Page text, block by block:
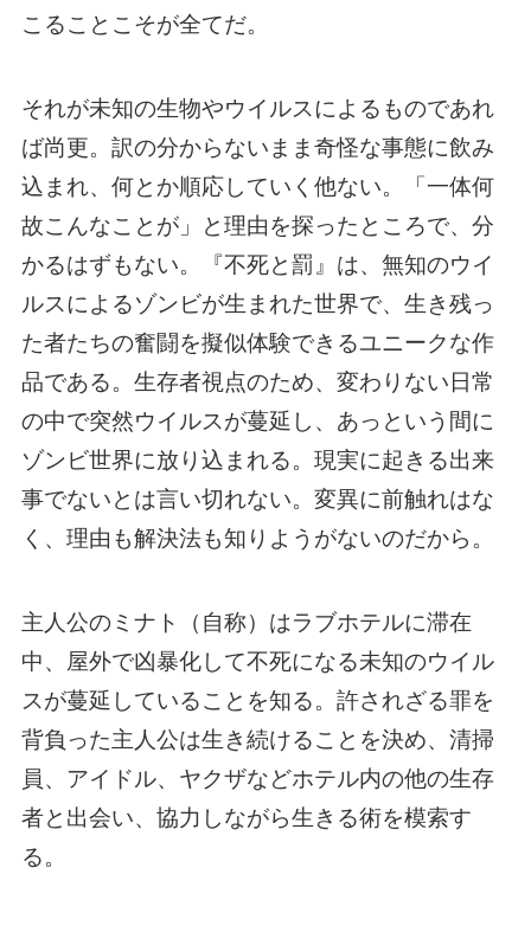
こることこそが全てだ。
それが未知の生物やウイルスによるものであれ
ば尚更。訳の分からないまま奇怪な事態に飲み
込まれ、何とか順応していく他ない。「一体何
故こんなことが」と理由を探ったところで、分
かるはずもない。『不死と罰』は、無知のウイ
ルスによるゾンビが生まれた世界で、生き残っ
た者たちの奮闘を擬似体験できるユニークな作
品である。生存者視点のため、変わりない日常
の中で突然ウイルスが蔓延し、あっという間に
ゾンビ世界に放り込まれる。現実に起きる出来
事でないとは言い切れない。変異に前触れはな
く、理由も解決法も知りようがないのだから。
主人公のミナト（自称）はラブホテルに滞在
中、屋外で凶暴化して不死になる未知のウイル
スが蔓延していることを知る。許されざる罪を
背負った主人公は生き続けることを決め、清掃
員、アイドル、ヤクザなどホテル内の他の生存
者と出会い、協力しながら生きる術を模索す
る。